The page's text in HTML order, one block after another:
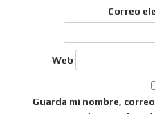
Correo
Web
Guarda mi nombre,